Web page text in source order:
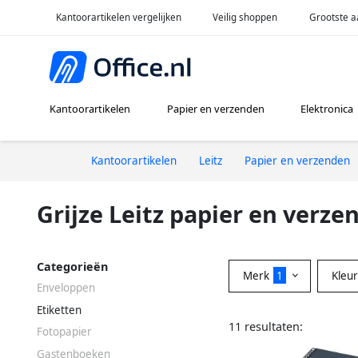
Kantoorartikelen vergelijken Veilig shoppen Grootste
Kantoorartikelen Papier en verzenden Elektronica
Kantoorartikelen Leitz Papier en verzenden
Grijze Leitz papier en
Categorieën
Enveloppen
Etiketten
Fotopapier
Gastenboeken
Merk 1 Kleur
11 resultaten: